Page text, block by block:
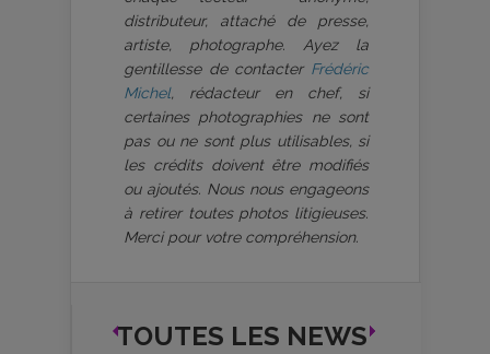
distributeur, attaché de presse,
artiste, photographe. Ayez la
gentillesse de contacter Frédéric
Michel, rédacteur en chef, si
certaines photographies ne sont
pas ou ne sont plus utilisables, si
les crédits doivent être modifiés
ou ajoutés. Nous nous engageons
à retirer toutes photos litigieuses.
Merci pour votre compréhension.
TOUTES LES NEWS